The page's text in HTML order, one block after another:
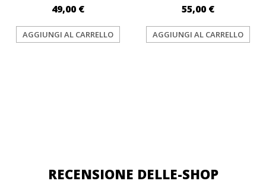
49,00 €
AGGIUNGI AL CARRELLO
55,00 €
AGGIUNGI AL CARRELLO
RECENSIONE DELLE-SHOP